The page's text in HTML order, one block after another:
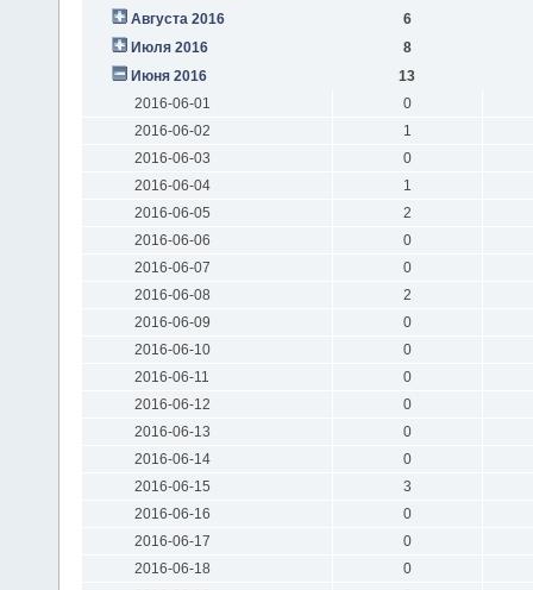
Августа 2016
6
Июля 2016
8
Июня 2016
13
2016-06-01
0
2016-06-02
1
2016-06-03
0
2016-06-04
1
2016-06-05
2
2016-06-06
0
2016-06-07
0
2016-06-08
2
2016-06-09
0
2016-06-10
0
2016-06-11
0
2016-06-12
0
2016-06-13
0
2016-06-14
0
2016-06-15
3
2016-06-16
0
2016-06-17
0
2016-06-18
0